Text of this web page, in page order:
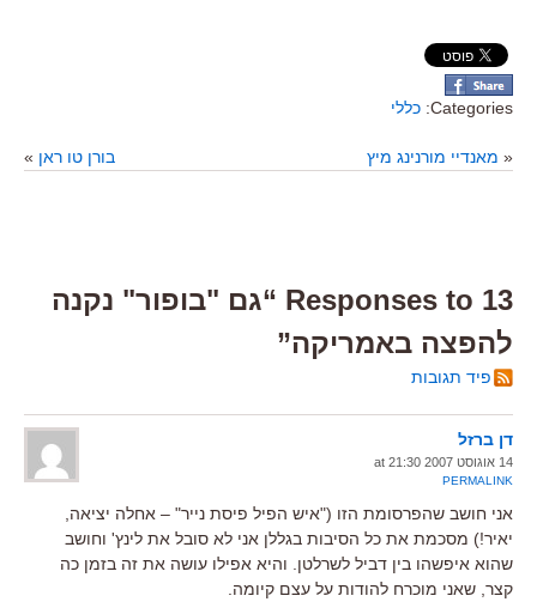
Categories: כללי
« מאנדיי מורנינג מיץ בורן טו ראן »
13 Responses to “גם "בופור" נקנה
להפצה באמריקה”
פיד תגובות
דן ברזל
14 אוגוסט 2007 at 21:30
PERMALINK
אני חושב שהפרסומת הזו ("איש הפיל פיסת נייר" – אחלה יציאה,
יאיר!) מסכמת את כל הסיבות בגללן אני לא סובל את לינץ' וחושב
שהוא איפשהו בין דביל לשרלטן. והיא אפילו עושה את זה בזמן כה
קצר, שאני מוכרח להודות על עצם קיומה.